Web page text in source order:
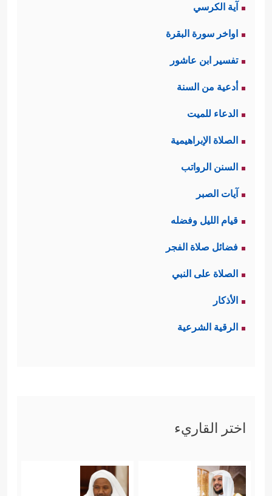
آية الكرسي
اواخر سورة البقرة
تفسير ابن عاشور
أدعية من السنة
الدعاء للميت
الصلاة الإبراهيمية
السنن الرواتب
آيات الصبر
قيام الليل وفضله
فضائل صلاة الفجر
الصلاة على النبي
الأذكار
الرقية الشرعية
اختر القاريء